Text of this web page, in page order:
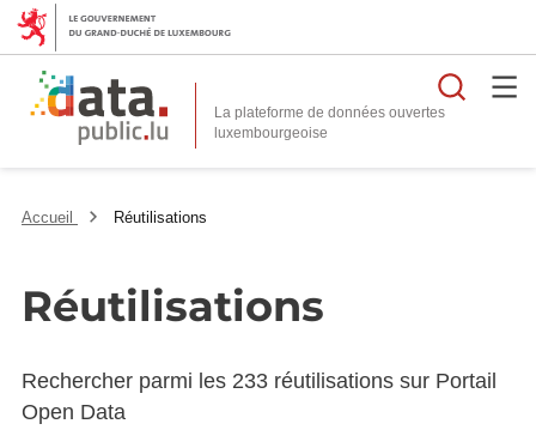
La plateforme de données ouvertes
Accueil Réutilisations
Réutilisations
Rechercher parmi les 233 réutilisations sur Portail
Open Data